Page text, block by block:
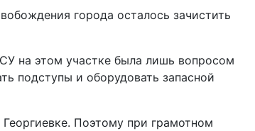
города осталось зачистить
на этом участке была лишь вопросом
подступы и оборудовать запасной
Поэтому при грамотном